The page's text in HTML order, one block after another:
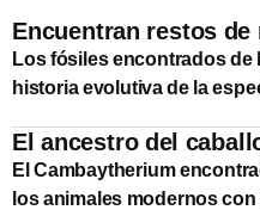
Encuentran restos de
Los fósiles encontrados de
historia evolutiva de la
El ancestro del
El Cambaytherium
los animales modernos